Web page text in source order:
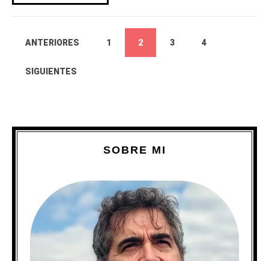
ANTERIORES 1 2 3 4
SIGUIENTES
SOBRE MI